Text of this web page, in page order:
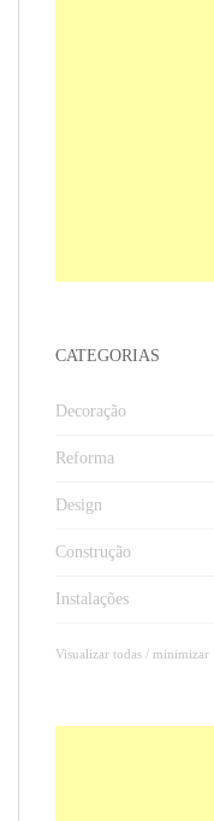
CATEGORIAS
Decoração
Reforma
Design
Construção
Instalações
Visualizar todas / minimizar